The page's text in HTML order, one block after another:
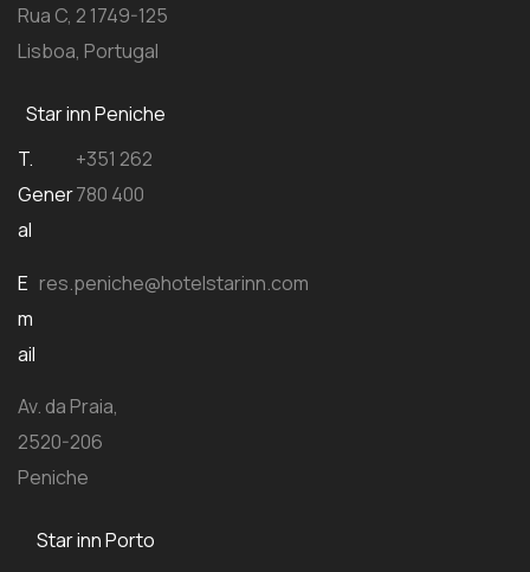
Rua C, 2 1749-125
Lisboa, Portugal
Star inn Peniche
T.
Gener
al
+351 262
780 400
E
m
ail
res.peniche@hotelstarinn.com
Av. da Praia,
2520-206
Peniche
Star inn Porto